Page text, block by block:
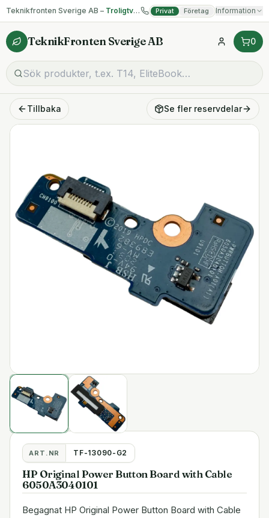
Teknikfronten Sverige AB – Troligtvis billigast på begagnad IT! Privat Företag Information
TeknikFronten Sverige AB 0
Tillbaka Se fler reservdelar
ART.NR TF-13090-G2
HP Original Power Button Board with Cable
6050A3040101
Begagnat HP Original Power Button Board with Cable